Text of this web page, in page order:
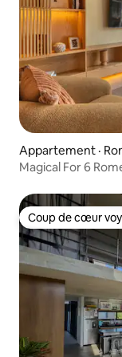
Appartement ·
Magical For 6
Coup de cœur
Coup de cœur